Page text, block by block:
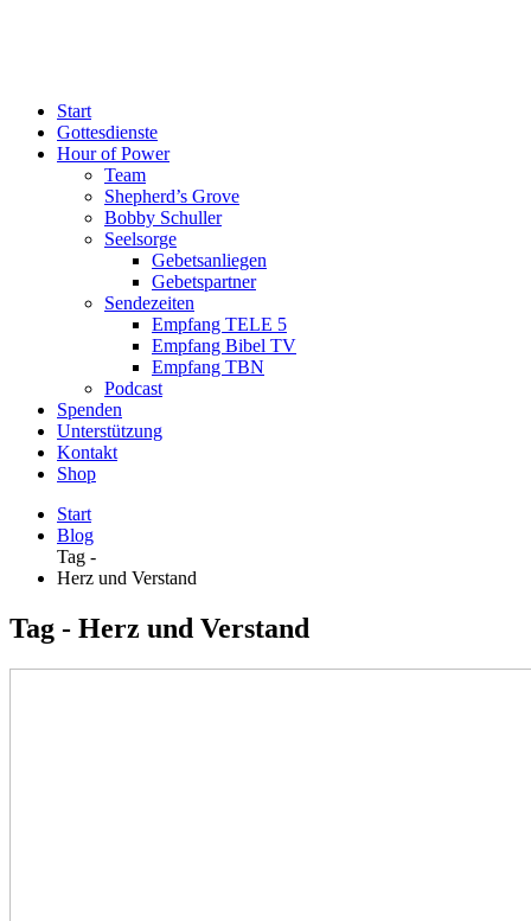
Start
Gottesdienste
Hour of Power
Team
Shepherd’s Grove
Bobby Schuller
Seelsorge
Gebetsanliegen
Gebetspartner
Sendezeiten
Empfang TELE 5
Empfang Bibel TV
Empfang TBN
Podcast
Spenden
Unterstützung
Kontakt
Shop
Start
Blog
Tag -
Herz und Verstand
Tag - Herz und Verstand